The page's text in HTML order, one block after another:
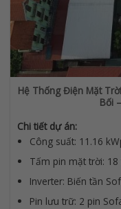
Hệ Thống Điện Mặt
Bối
Chi tiết dự án:
Công suất: 11.16
Tấm pin mặt trời:
Inverter: Biến tần
Pin lưu trữ: 2 pin